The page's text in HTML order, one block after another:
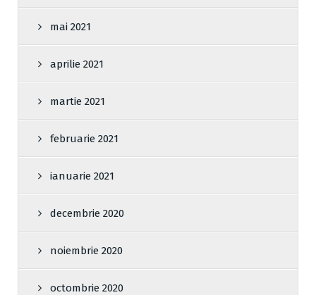
mai 2021
aprilie 2021
martie 2021
februarie 2021
ianuarie 2021
decembrie 2020
noiembrie 2020
octombrie 2020